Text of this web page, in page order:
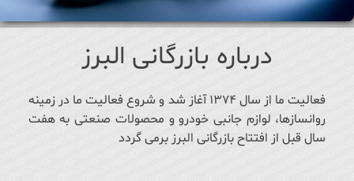
درباره بازرگانی البرز
فعالیت ما از سال ۱۳۷۴ آغاز شد و شروع فعالیت ما در زمینه
روانسازها، لوازم جانبی خودرو و محصولات صنعتی به هفت
سال قبل از افتتاح بازرگانی البرز برمی گردد